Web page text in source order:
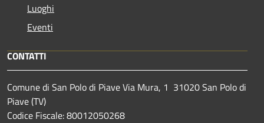
Luoghi
Eventi
CONTATTI
Comune di San Polo di Piave Via Mura, 1 31020 San Polo di
Piave (TV)
Codice Fiscale: 80012050268